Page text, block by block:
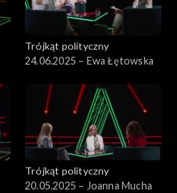
Trójkąt polityczny
24.06.2025 – Ewa Łętowska
Trójkąt polityczny
20.05.2025 – Joanna Mucha